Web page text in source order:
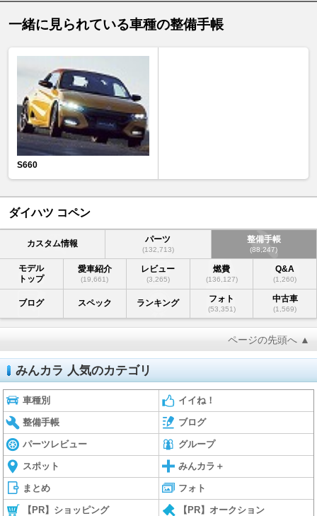
一緒に見られている車種の整備手帳
S660
ダイハツ コペン
カスタム情報 パーツ
(132,713)
整備手帳
(88,247)
モデル
トップ
愛車紹介
(19,661)
レビュー
(3,265)
燃費
(136,127)
Q&A
(1,260)
ブログ スペック ランキング フォト
(53,351)
中古車
(1,569)
ページの先頭へ ▲
みんカラ 人気のカテゴリ
車種別 イイね！
整備手帳 ブログ
パーツレビュー グループ
スポット みんカラ＋
まとめ フォト
【PR】ショッピング 【PR】オークション